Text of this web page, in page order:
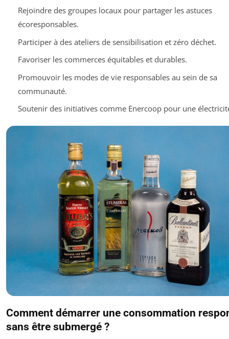
Rejoindre des groupes locaux pour partager les astuces
écoresponsables.
Participer à des ateliers de sensibilisation et zéro déchet.
Favoriser les commerces équitables et durables.
Promouvoir les modes de vie responsables au sein de sa
communauté.
Soutenir des initiatives comme Enercoop pour une
Comment démarrer une consommation
sans être submergé ?